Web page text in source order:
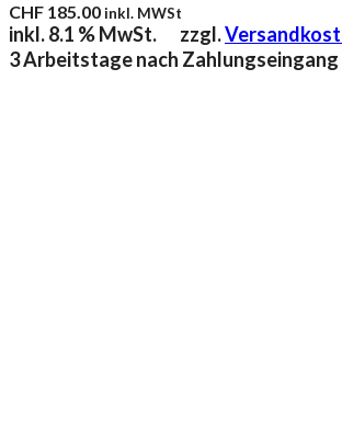
CHF 185.00inkl. MWSt
inkl. 8.1 % MwSt. zzgl.
3 Arbeitstage nach Zahlungseingang